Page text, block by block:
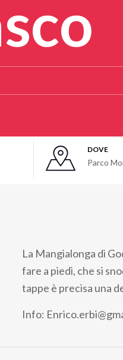
DOVE
Parco
La Mangialonga di
fare a piedi, che si
tappe è precisa una
Info: